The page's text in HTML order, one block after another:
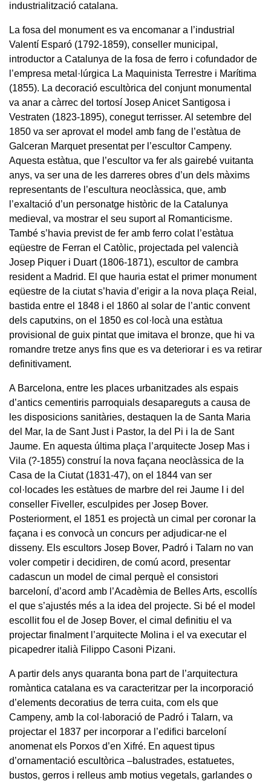
industrialització catalana.
La fosa del monument es va encomanar a l’industrial
Valentí Esparó (1792-1859), conseller municipal,
introductor a Catalunya de la fosa de ferro i cofundador de
l’empresa metal·lúrgica La Maquinista Terrestre i Marítima
(1855). La decoració escultòrica del conjunt monumental
va anar a càrrec del tortosí Josep Anicet Santigosa i
Vestraten (1823-1895), conegut terrisser. Al setembre del
1850 va ser aprovat el model amb fang de l’estàtua de
Galceran Marquet presentat per l’escultor Campeny.
Aquesta estàtua, que l’escultor va fer als gairebé vuitanta
anys, va ser una de les darreres obres d’un dels màxims
representants de l’escultura neoclàssica, que, amb
l’exaltació d’un personatge històric de la Catalunya
medieval, va mostrar el seu suport al Romanticisme.
També s’havia previst de fer amb ferro colat l’estàtua
eqüestre de Ferran el Catòlic, projectada pel valencià
Josep Piquer i Duart (1806-1871), escultor de cambra
resident a Madrid. El que hauria estat el primer monument
eqüestre de la ciutat s’havia d’erigir a la nova plaça Reial,
bastida entre el 1848 i el 1860 al solar de l’antic convent
dels caputxins, on el 1850 es col·locà una estàtua
provisional de guix pintat que imitava el bronze, que hi va
romandre tretze anys fins que es va deteriorar i es va retirar
definitivament.
A Barcelona, entre les places urbanitzades als espais
d’antics cementiris parroquials desapareguts a causa de
les disposicions sanitàries, destaquen la de Santa Maria
del Mar, la de Sant Just i Pastor, la del Pi i la de Sant
Jaume. En aquesta última plaça l’arquitecte Josep Mas i
Vila (?-1855) construí la nova façana neoclàssica de la
Casa de la Ciutat (1831-47), on el 1844 van ser
col·locades les estàtues de marbre del rei Jaume I i del
conseller Fiveller, esculpides per Josep Bover.
Posteriorment, el 1851 es projectà un cimal per coronar la
façana i es convocà un concurs per adjudicar-ne el
disseny. Els escultors Josep Bover, Padró i Talarn no van
voler competir i decidiren, de comú acord, presentar
cadascun un model de cimal perquè el consistori
barceloní, d’acord amb l’Acadèmia de Belles Arts, escollís
el que s’ajustés més a la idea del projecte. Si bé el model
escollit fou el de Josep Bover, el cimal definitiu el va
projectar finalment l’arquitecte Molina i el va executar el
picapedrer italià Filippo Casoni Pizani.
A partir dels anys quaranta bona part de l’arquitectura
romàntica catalana es va caracteritzar per la incorporació
d’elements decoratius de terra cuita, com els que
Campeny, amb la col·laboració de Padró i Talarn, va
projectar el 1837 per incorporar a l’edifici barceloní
anomenat els Porxos d’en Xifré. En aquest tipus
d’ornamentació escultòrica –balustrades, estatuetes,
bustos, gerros i relleus amb motius vegetals, garlandes o